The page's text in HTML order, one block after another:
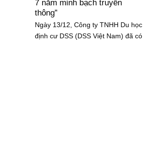
7 năm minh bạch truyền
thông”
Ngày 13/12, Công ty TNHH Du học
định cư DSS (DSS Việt Nam) đã có